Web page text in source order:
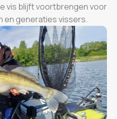
vis blijft voortbrengen voor
en generaties vissers.